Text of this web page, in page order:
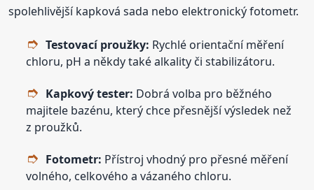
spolehlivější kapková sada nebo elektronický fotometr.
Testovací proužky: Rychlé orientační měření
chloru, pH a někdy také alkality či stabilizátoru.
Kapkový tester: Dobrá volba pro běžného
majitele bazénu, který chce přesnější výsledek než
z proužků.
Fotometr: Přístroj vhodný pro přesné měření
volného, celkového a vázaného chloru.